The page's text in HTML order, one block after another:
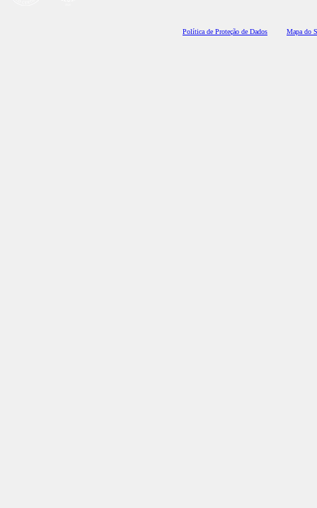
Política de Proteção de Dados Mapa do